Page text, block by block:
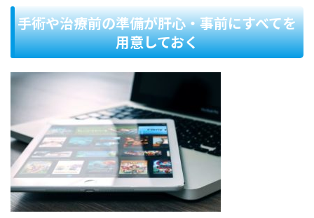
手術や治療前の準備が肝心・事前にすべてを
用意しておく